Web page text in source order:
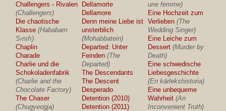
Challengers - Rivalen
(Challengers)
Die chaotische
Klasse (Hababam
Sınıfı)
Chaplin
Charade
Charlie und die
Schokoladenfabrik
(Charlie and the
Chocolate Factory)
The Chaser
(Chugyeogja)
Dellamorte
Dellamore
Denn meine Liebe ist
unsterblich
(Mohabbatein)
Departed: Unter
Feinden (The
Departed)
The Descendants
The Descent
Desperado
Detention (2010)
Detention (2011)
une femme)
Eine Hochzeit zum
Verlieben (The
Wedding Singer)
Eine Leiche zum
Dessert (Murder by
Death)
Eine schwedische
Liebesgeschichte
(En kärlekshistoria)
Eine unbequeme
Wahrheit (An
Inconvenient Truth)